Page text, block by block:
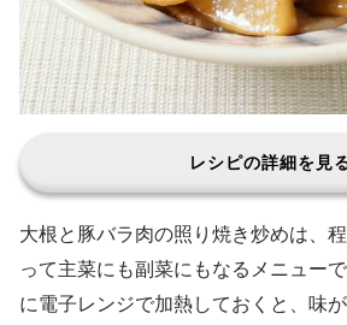
レシピの詳細を見
大根と豚バラ肉の照り焼き炒めは、
って主菜にも副菜にもなるメニュー
に電子レンジで加熱しておくと、味